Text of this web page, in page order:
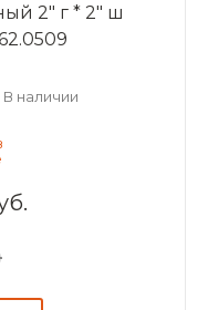
2" г * 2" ш
В наличии